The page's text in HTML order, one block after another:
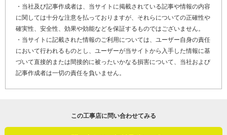
っています。小さいもので言えばガレージの塗り替えなん
かもやりますね。塗れるものなら何でも対応できるので、
困ったことがあればまずはご相談ください」
装、屋上防水の劣化でお困りのお客さま、そして屋根リフ
ォームや屋根修理を検討しているお客さまへメッセージで
す。
「腕の確かな職人とともに、丁寧に施工いたします。最近
は残念ながら良くない業者もいるようなので、業者を選ぶ
れば、ご連絡ください。様子を見にお伺いします。安心し
・当社及び記事作成者は、当サイトに掲載されている記事や情報の内容
に関しては十分な注意を払っておりますが、それらについての正確性や
確実性、安全性、効果や効能などを保証するものではございません。
・当サイトに記載された情報のご利用については、ユーザー自身の責任
において行われるものとし、ユーザーが当サイトから入手した情報に基
づいて直接的または間接的に被ったいかなる損害について、当社および
記事作成者は一切の責任を負いません。
この工事店に問い合わせてみる